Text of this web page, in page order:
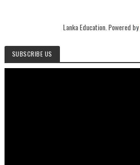
Lanka Education. Powered by
SUBSCRIBE US